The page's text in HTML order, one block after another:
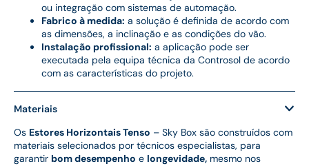
ou integração com sistemas de automação.
Fabrico à medida: a solução é definida de acordo com
as dimensões, a inclinação e as condições do vão.
Instalação profissional: a aplicação pode ser
executada pela equipa técnica da Controsol de acordo
com as características do projeto.
Materiais
Os Estores Horizontais Tenso – Sky Box são construídos com
materiais selecionados por técnicos especialistas, para
garantir bom desempenho e longevidade, mesmo nos